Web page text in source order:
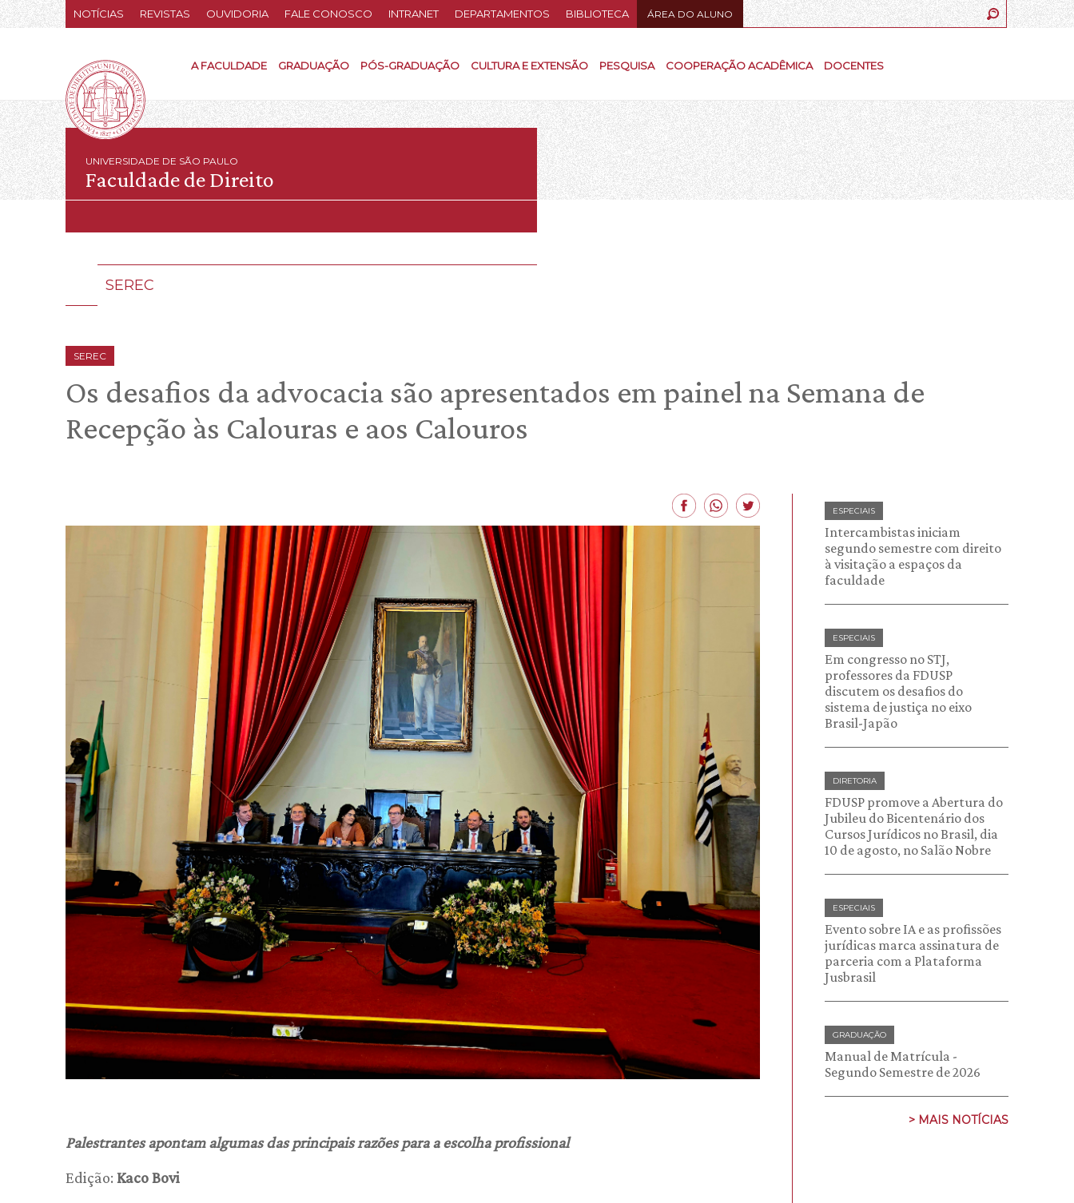
NOTÍCIAS REVISTAS OUVIDORIA FALE CONOSCO INTRANET DEPARTAMENTOS BIBLIOTECA ÁREA DO ALUNO
A FACULDADE GRADUAÇÃO PÓS-GRADUAÇÃO CULTURA E EXTENSÃO PESQUISA COOPERAÇÃO ACADÊMICA DOCENTES
UNIVERSIDADE DE SÃO PAULO
Faculdade de Direito
SEREC
SEREC
Os desafios da advocacia são apresentados em painel na Semana de
Recepção às Calouras e aos Calouros
Palestrantes apontam algumas das principais razões para a escolha profissional
Edição: Kaco Bovi
ESPECIAIS
Intercambistas iniciam
segundo semestre com direito
à visitação a espaços da
faculdade
ESPECIAIS
Em congresso no STJ,
professores da FDUSP
discutem os desafios do
sistema de justiça no eixo
Brasil-Japão
DIRETORIA
FDUSP promove a Abertura do
Jubileu do Bicentenário dos
Cursos Jurídicos no Brasil, dia
10 de agosto, no Salão Nobre
ESPECIAIS
Evento sobre IA e as profissões
jurídicas marca assinatura de
parceria com a Plataforma
Jusbrasil
GRADUAÇÃO
Manual de Matrícula -
Segundo Semestre de 2026
> MAIS NOTÍCIAS